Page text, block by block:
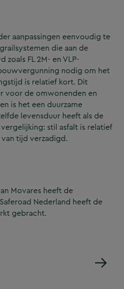
aanpassingen eenvoudig te
die aan de
FL 2M- en VLP-
nodig om het
is relatief kort. Dit
voor de omwonenden en
is het een duurzame
levensduur heeft als de
vergelijking: stil asfalt is relatief
tijd verzadigd.
Movares heeft de
Nederland heeft de
gebracht.